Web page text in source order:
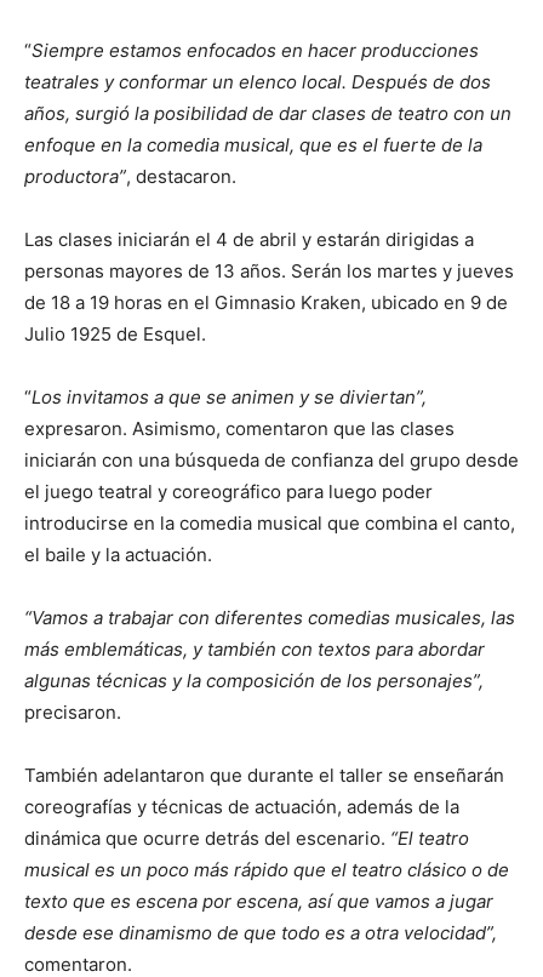
“Siempre estamos enfocados en hacer producciones
teatrales y conformar un elenco local. Después de dos
años, surgió la posibilidad de dar clases de teatro con un
enfoque en la comedia musical, que es el fuerte de la
productora”, destacaron.
Las clases iniciarán el 4 de abril y estarán dirigidas a
personas mayores de 13 años. Serán los martes y jueves
de 18 a 19 horas en el Gimnasio Kraken, ubicado en 9 de
Julio 1925 de Esquel.
“Los invitamos a que se animen y se diviertan”,
expresaron. Asimismo, comentaron que las clases
iniciarán con una búsqueda de confianza del grupo desde
el juego teatral y coreográfico para luego poder
introducirse en la comedia musical que combina el canto,
el baile y la actuación.
“Vamos a trabajar con diferentes comedias musicales, las
más emblemáticas, y también con textos para abordar
algunas técnicas y la composición de los personajes”,
precisaron.
También adelantaron que durante el taller se enseñarán
coreografías y técnicas de actuación, además de la
dinámica que ocurre detrás del escenario. “El teatro
musical es un poco más rápido que el teatro clásico o de
texto que es escena por escena, así que vamos a jugar
desde ese dinamismo de que todo es a otra velocidad”,
comentaron.